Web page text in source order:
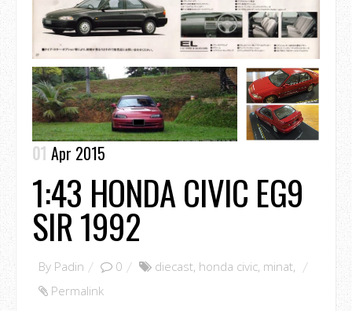
01 Apr 2015
1:43 HONDA CIVIC EG9
SIR 1992
By Padin 0 diecast, honda civic, minat,
Permalink